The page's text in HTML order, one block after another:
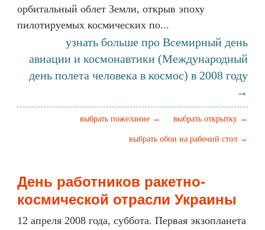
орбитальный облет Земли, открыв эпоху
пилотируемых космических по...
узнать больше про Всемирный день
авиации и космонавтики (Международный
день полета человека в космос) в 2008 году
→
выбрать открытку →
выбрать пожелание →
выбрать обои на рабочий стол →
День работников ракетно-
космической отрасли Украины
12 апреля 2008 года, суббота. Первая экзопланета